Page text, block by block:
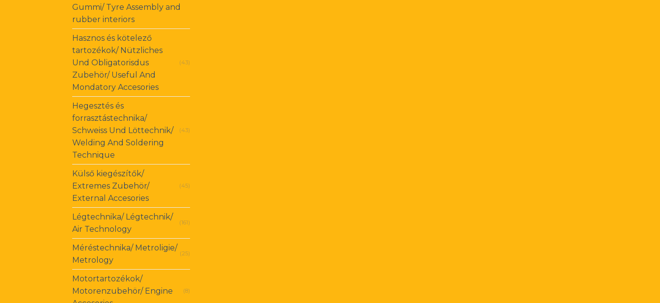
Gummi/ Tyre Assembly and
rubber interiors
Hasznos és kötelező
tartozékok/ Nützliches
Und Obligatorisdus
Zubehör/ Useful And
Mondatory Accesories
(43)
Hegesztés és
forrasztástechnika/
Schweiss Und Löttechnik/
Welding And Soldering
Technique
(43)
Külső kiegészítők/
Extremes Zubehör/
External Accesories
(45)
Légtechnika/ Légtechnik/
Air Technology
(161)
Méréstechnika/ Metroligie/
Metrology
(25)
Motortartozékok/
Motorenzubehör/ Engine
(8)